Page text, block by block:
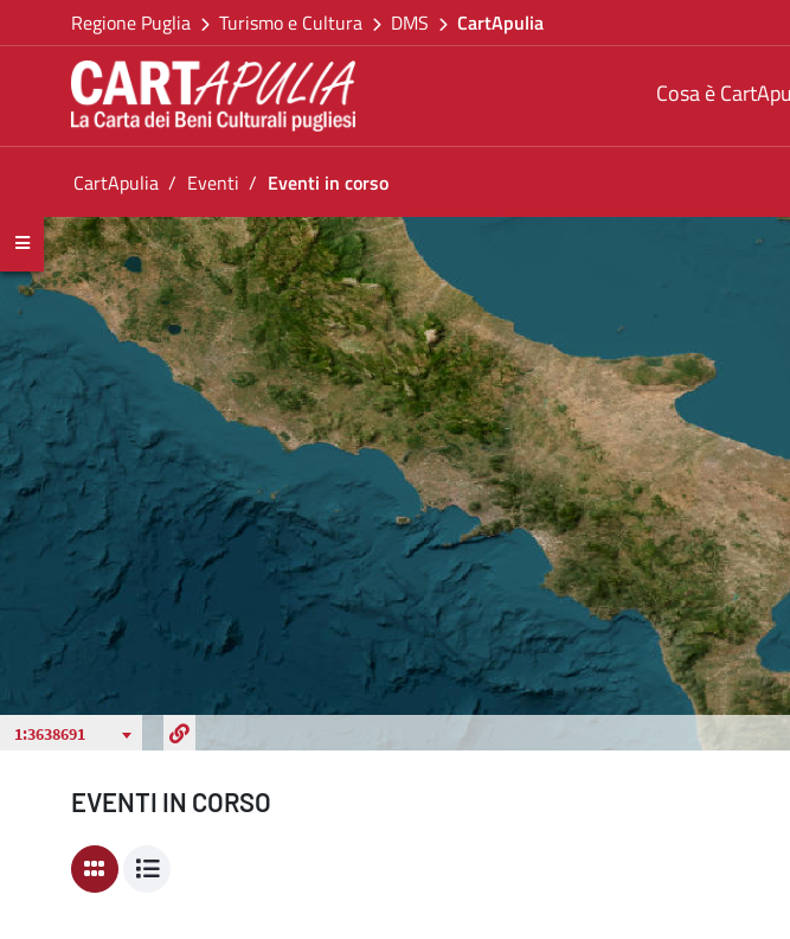
Salta al contenuto
Torna alla homepage
Vai al menu di navigazione
Vai ai contenuti
Vai al footer
Regione Puglia Turismo e Cultura DMS CartApulia
Cosa è
Ti trovi in:
CartApulia Eventi Eventi in corso
Eventi in corso
EVENTI IN CORSO